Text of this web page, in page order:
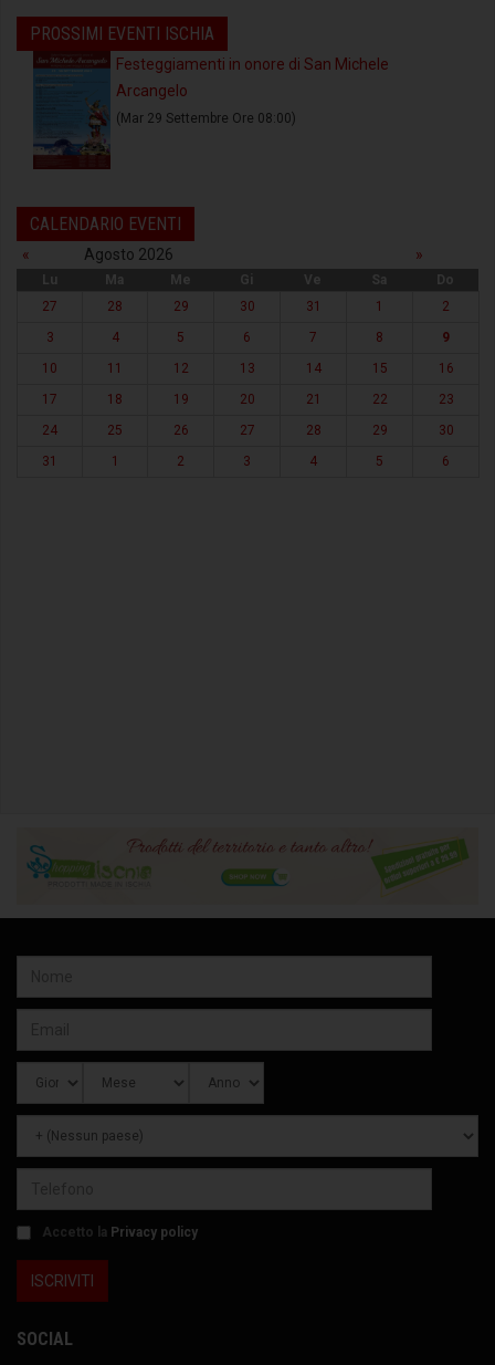
PROSSIMI EVENTI ISCHIA
Festeggiamenti in onore di San Michele
Arcangelo
(Mar 29 Settembre Ore 08:00)
CALENDARIO EVENTI
« Agosto 2026 »
Lu Ma Me Gi Ve Sa
Do
27
28 29 30 31 1
2
3
4 5 6 7 8
9
10
11 12 13 14 15
16
17
18 19 20 21 22
23
24
25 26 27 28 29
30
31
1 2 3 4 5 6
Accetto la Privacy policy
SOCIAL